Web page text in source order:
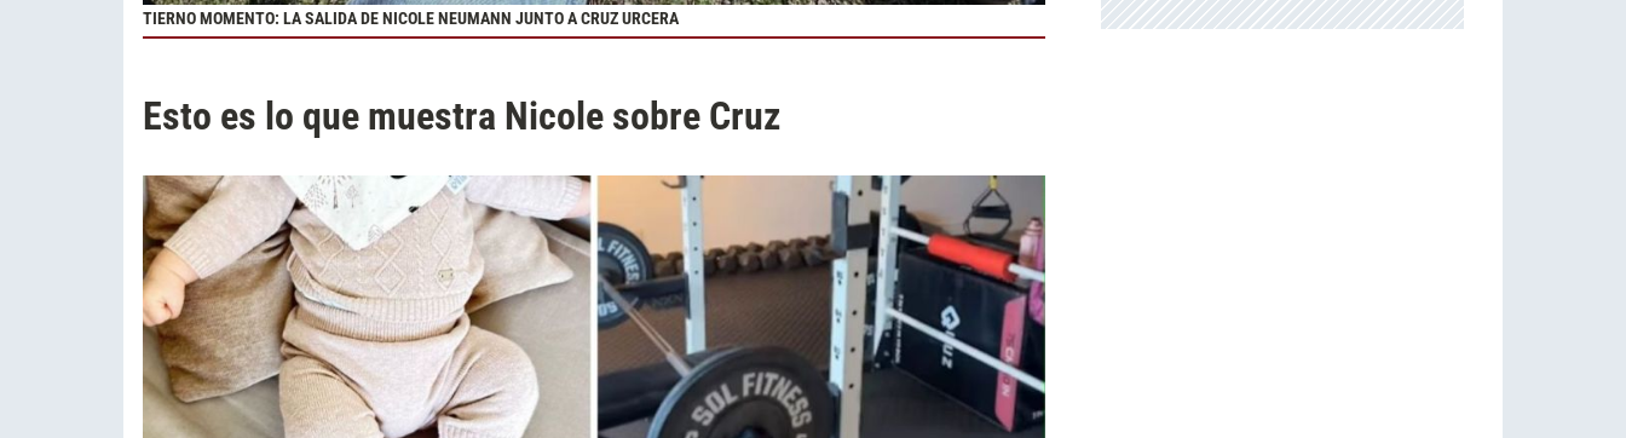
TIERNO MOMENTO: LA SALIDA DE NICOLE NEUMANN JUNTO A CRUZ URCERA
Esto es lo que muestra Nicole sobre Cruz